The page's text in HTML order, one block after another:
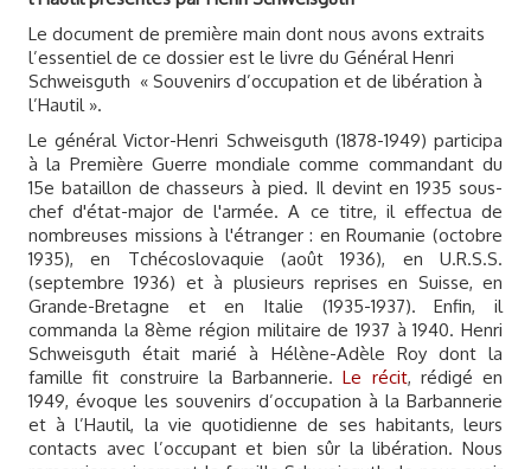
Le document de première main dont nous avons extraits
l’essentiel de ce dossier est le livre du Général Henri
Schweisguth « Souvenirs d’occupation et de libération à
l’Hautil ».
Le général Victor-Henri Schweisguth (1878-1949) participa
à la Première Guerre mondiale comme commandant du
15e bataillon de chasseurs à pied. Il devint en 1935 sous-
chef d'état-major de l'armée. A ce titre, il effectua de
nombreuses missions à l'étranger : en Roumanie (octobre
1935), en Tchécoslovaquie (août 1936), en U.R.S.S.
(septembre 1936) et à plusieurs reprises en Suisse, en
Grande-Bretagne et en Italie (1935-1937). Enfin, il
commanda la 8ème région militaire de 1937 à 1940. Henri
Schweisguth était marié à Hélène-Adèle Roy dont la
famille fit construire la Barbannerie.Le récit, rédigé en
1949, évoque les souvenirs d’occupation à la Barbannerie
et à l’Hautil, la vie quotidienne de ses habitants, leurs
contacts avec l’occupant et bien sûr la libération. Nous